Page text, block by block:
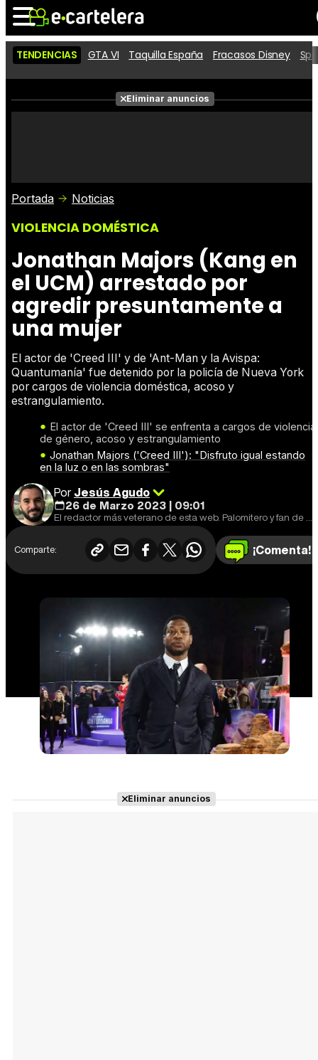
Noticias Cartelera
Películas
Críticas
TENDENCIAS GTA VI Taquilla España Fracasos Disney
Eliminar anuncios
Portada Noticias
VIOLENCIA DOMÉSTICA
Jonathan Majors (Kang en
el UCM) arrestado por
agredir presuntamente a
una mujer
El actor de 'Creed III' y de 'Ant-Man y la Avispa:
Quantumanía' fue detenido por la policía de Nueva York
por cargos de violencia doméstica, acoso y
estrangulamiento.
El actor de 'Creed III' se enfrenta a cargos de violencia
de género, acoso y estrangulamiento
Jonathan Majors ('Creed III'): "Disfruto igual estando
en la luz o en las sombras"
PorJesús Agudo
26 de Marzo 2023 | 09:01
El redactor más veterano de esta web. Palomitero y fan de que las series estrenen un capítulo por semana.
Comparte: ¡Comenta!
Eliminar anuncios